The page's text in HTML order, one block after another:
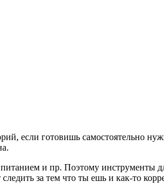
если готовишь самостоятельно
и пр. Поэтому инструменты
за тем что ты ешь и как-то